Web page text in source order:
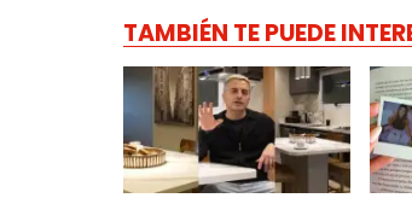
TAMBIÉN TE PUEDE